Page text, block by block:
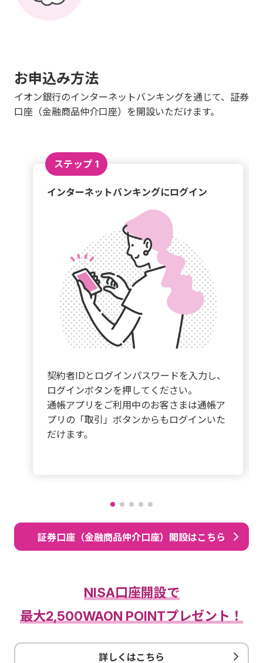
お申込み方法
イオン銀行のインターネットバンキングを通じて、証券
口座（金融商品仲介口座）を開設いただけます。
ステップ 1
インターネットバンキングにログイン
契約者IDとログインパスワードを入力し、
ログインボタンを押してください。
通帳アプリをご利用中のお客さまは通帳ア
プリの「取引」ボタンからもログインいた
だけます。
証券口座（金融商品仲介口座）開設はこちら
NISA口座開設で
最大2,500WAON POINTプレゼント！
詳しくはこちら